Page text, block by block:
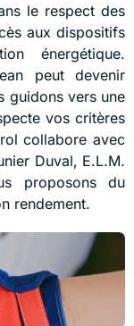
le respect des
aux dispositifs
énergétique.
peut devenir
guidons vers une
vos critères
collabore avec
Duval, E.L.M.
proposons du
rendement.